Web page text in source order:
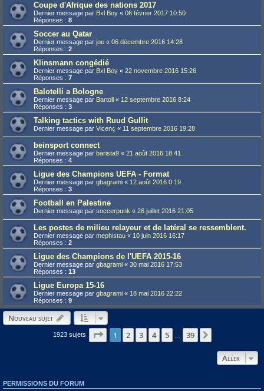
Coupe d'Afrique des nations 2017
Dernier message par Bxl Boy « 06 février 2017 10:50
Réponses : 8
Soccer au Qatar
Dernier message par joe « 06 décembre 2016 14:28
Réponses : 2
Klinsmann congédié
Dernier message par Bxl Boy « 22 novembre 2016 15:26
Réponses : 7
Balotelli a Bologne
Dernier message par Bartoli « 12 septembre 2016 8:24
Réponses : 3
Talking tactics with Ruud Gullit
Dernier message par Vicenç « 11 septembre 2016 19:28
beinsport connect
Dernier message par barista9 « 21 août 2016 18:41
Réponses : 4
Ligue des Champions UEFA - Format
Dernier message par gbagrami « 12 août 2016 0:19
Réponses : 3
Football en Palestine
Dernier message par soccerpunk « 26 juillet 2016 21:05
Les postes de milieu relayeur et de latéral se ressemblent.
Dernier message par mephistau « 10 juin 2016 16:17
Réponses : 2
Ligue des Champions de l'UEFA 2015-16
Dernier message par gbagrami « 30 mai 2016 17:53
Réponses : 13
Ligue Europa 15-16
Dernier message par gbagrami « 18 mai 2016 22:22
Réponses : 9
Nouveau sujet
1923 sujets Page sur 39
1 2 3 4 5 39
Aller
PERMISSIONS DU FORUM